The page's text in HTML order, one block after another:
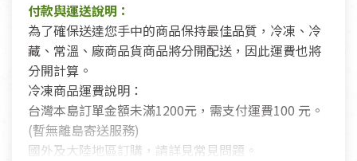
付款與運送說明：
為了確保送達您手中的商品保持最佳品質，冷凍、冷
藏、常溫、廠商品貨商品將分開配送，因此運費也將
分開計算。
冷凍商品運費說明：
台灣本島訂單金額未滿1200元，需支付運費100 元。
(暫無離島寄送服務)
國外及大陸地區訂購，請詳見常見問題。